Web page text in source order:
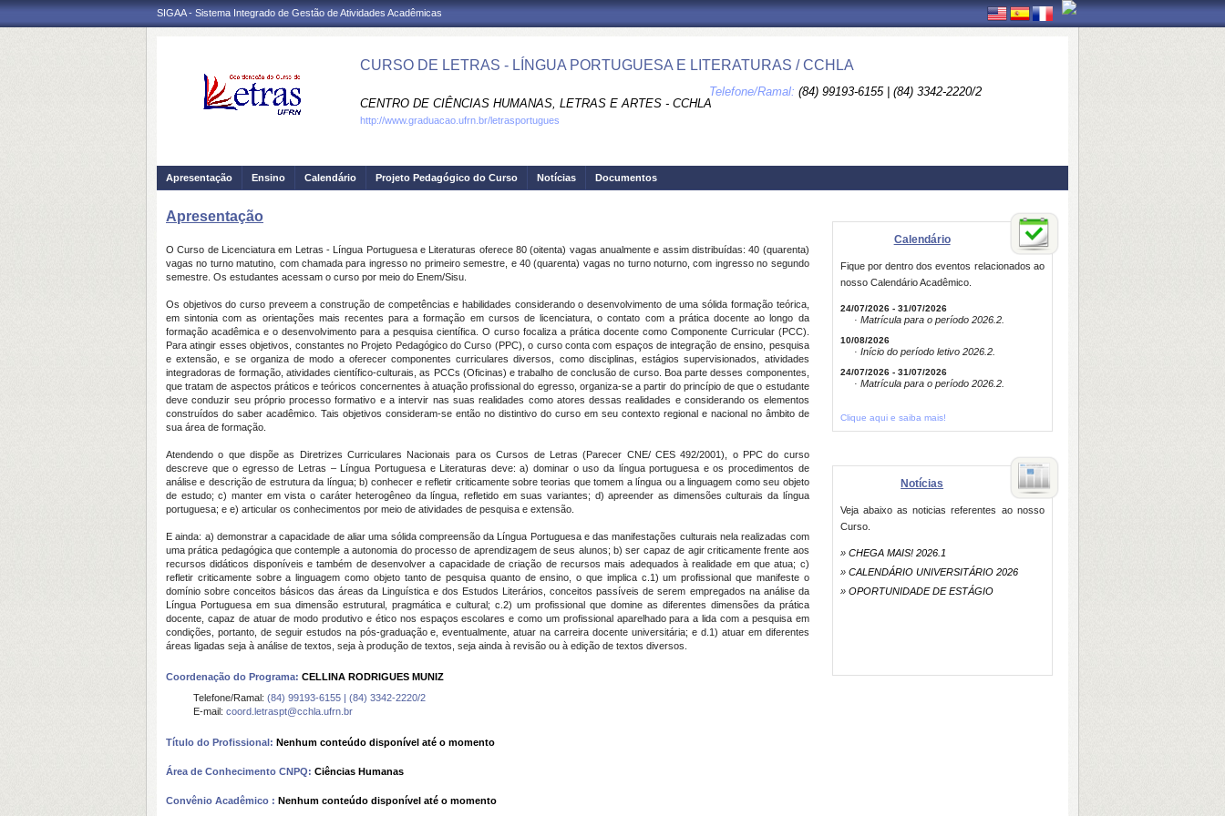
SIGAA - Sistema Integrado de Gestão de Atividades Acadêmicas
CURSO DE LETRAS - LÍNGUA PORTUGUESA E LITERATURAS / CCHLA
CENTRO DE CIÊNCIAS HUMANAS, LETRAS E ARTES - CCHLA
Telefone/Ramal: (84) 99193-6155 | (84) 3342-2220/2
http://www.graduacao.ufrn.br/letrasportugues
Apresentação Ensino Calendário Projeto Pedagógico do Curso Notícias Documentos
Apresentação
O Curso de Licenciatura em Letras - Língua Portuguesa e Literaturas oferece 80 (oitenta) vagas anualmente e assim distribuídas: 40 (quarenta)
vagas no turno matutino, com chamada para ingresso no primeiro semestre, e 40 (quarenta) vagas no turno noturno, com ingresso no segundo
semestre. Os estudantes acessam o curso por meio do Enem/Sisu.
Os objetivos do curso preveem a construção de competências e habilidades considerando o desenvolvimento de uma sólida formação teórica,
em sintonia com as orientações mais recentes para a formação em cursos de licenciatura, o contato com a prática docente ao longo da
formação acadêmica e o desenvolvimento para a pesquisa científica. O curso focaliza a prática docente como Componente Curricular (PCC).
Para atingir esses objetivos, constantes no Projeto Pedagógico do Curso (PPC), o curso conta com espaços de integração de ensino, pesquisa
e extensão, e se organiza de modo a oferecer componentes curriculares diversos, como disciplinas, estágios supervisionados, atividades
integradoras de formação, atividades científico-culturais, as PCCs (Oficinas) e trabalho de conclusão de curso. Boa parte desses componentes,
que tratam de aspectos práticos e teóricos concernentes à atuação profissional do egresso, organiza-se a partir do princípio de que o estudante
deve conduzir seu próprio processo formativo e a intervir nas suas realidades como atores dessas realidades e considerando os elementos
construídos do saber acadêmico. Tais objetivos consideram-se então no distintivo do curso em seu contexto regional e nacional no âmbito de
sua área de formação.
Atendendo o que dispõe as Diretrizes Curriculares Nacionais para os Cursos de Letras (Parecer CNE/ CES 492/2001), o PPC do curso
descreve que o egresso de Letras – Língua Portuguesa e Literaturas deve: a) dominar o uso da língua portuguesa e os procedimentos de
análise e descrição de estrutura da língua; b) conhecer e refletir criticamente sobre teorias que tomem a língua ou a linguagem como seu objeto
de estudo; c) manter em vista o caráter heterogêneo da língua, refletido em suas variantes; d) apreender as dimensões culturais da língua
portuguesa; e e) articular os conhecimentos por meio de atividades de pesquisa e extensão.
E ainda: a) demonstrar a capacidade de aliar uma sólida compreensão da Língua Portuguesa e das manifestações culturais nela realizadas com
uma prática pedagógica que contemple a autonomia do processo de aprendizagem de seus alunos; b) ser capaz de agir criticamente frente aos
recursos didáticos disponíveis e também de desenvolver a capacidade de criação de recursos mais adequados à realidade em que atua; c)
refletir criticamente sobre a linguagem como objeto tanto de pesquisa quanto de ensino, o que implica c.1) um profissional que manifeste o
domínio sobre conceitos básicos das áreas da Linguística e dos Estudos Literários, conceitos passíveis de serem empregados na análise da
Língua Portuguesa em sua dimensão estrutural, pragmática e cultural; c.2) um profissional que domine as diferentes dimensões da prática
docente, capaz de atuar de modo produtivo e ético nos espaços escolares e como um profissional aparelhado para a lida com a pesquisa em
condições, portanto, de seguir estudos na pós-graduação e, eventualmente, atuar na carreira docente universitária; e d.1) atuar em diferentes
áreas ligadas seja à análise de textos, seja à produção de textos, seja ainda à revisão ou à edição de textos diversos.
Coordenação do Programa: CELLINA RODRIGUES MUNIZ
Telefone/Ramal: (84) 99193-6155 | (84) 3342-2220/2
E-mail: coord.letraspt@cchla.ufrn.br
Título do Profissional: Nenhum conteúdo disponível até o momento
Área de Conhecimento CNPQ: Ciências Humanas
Convênio Acadêmico : Nenhum conteúdo disponível até o momento
Calendário
Fique por dentro dos eventos relacionados ao
nosso Calendário Acadêmico.
24/07/2026 - 31/07/2026
· Matrícula para o período 2026.2.
10/08/2026
· Início do período letivo 2026.2.
24/07/2026 - 31/07/2026
· Matrícula para o período 2026.2.
Clique aqui e saiba mais!
Notícias
Veja abaixo as noticias referentes ao nosso
Curso.
» CHEGA MAIS! 2026.1
» CALENDÁRIO UNIVERSITÁRIO 2026
» OPORTUNIDADE DE ESTÁGIO